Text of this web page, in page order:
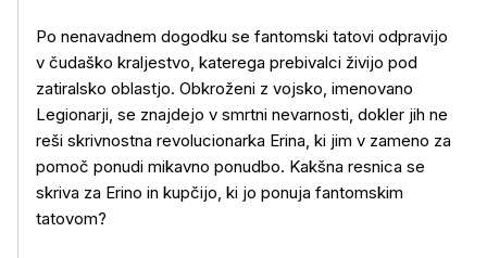
Več o izdelku
Po nenavadnem dogodku se fantomski tatovi odpravijo
v čudaško kraljestvo, katerega prebivalci živijo pod
zatiralsko oblastjo. Obkroženi z vojsko, imenovano
Legionarji, se znajdejo v smrtni nevarnosti, dokler jih ne
reši skrivnostna revolucionarka Erina, ki jim v zameno za
pomoč ponudi mikavno ponudbo. Kakšna resnica se
skriva za Erino in kupčijo, ki jo ponuja fantomskim
tatovom?